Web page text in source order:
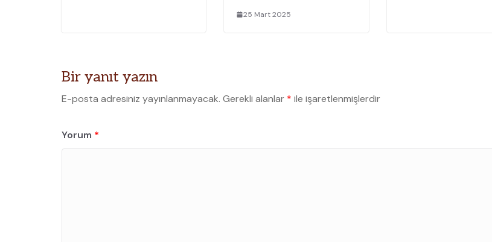
25 Mart 2025
Bir yanıt yazın
E-posta adresiniz yayınlanmayacak. Gerekli alanlar * ile işaretlenmişlerdir
Yorum *